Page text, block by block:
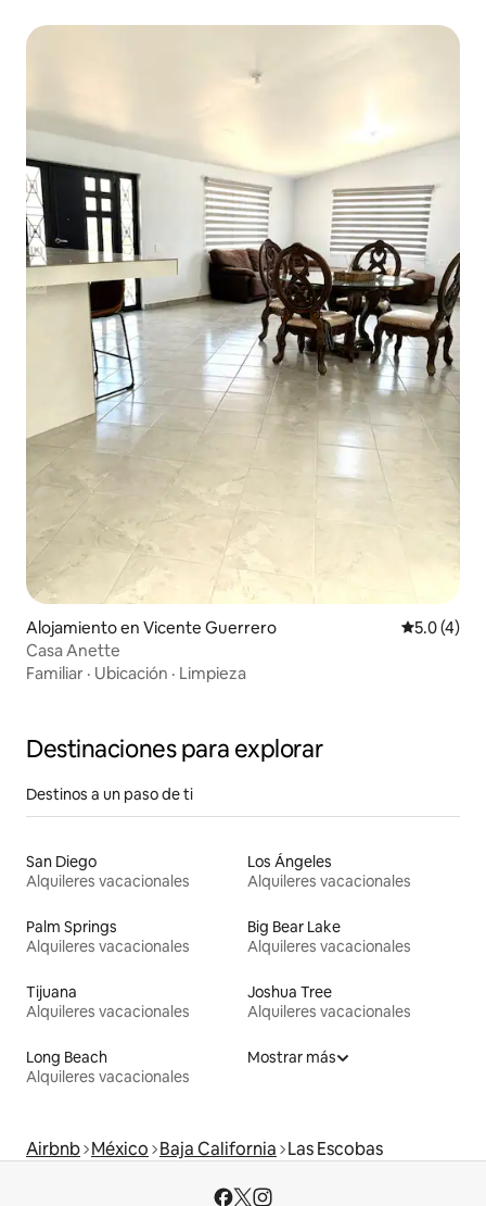
Alojamiento en Vicente Guerrero
5.0 (4)
Casa Anette
Familiar · Ubicación · Limpieza
Destinaciones para explorar
Destinos a un paso de ti
San Diego
Alquileres vacacionales
Los Ángeles
Alquileres vacacionales
Palm Springs
Alquileres vacacionales
Big Bear Lake
Alquileres vacacionales
Tijuana
Alquileres vacacionales
Joshua Tree
Alquileres vacacionales
Long Beach
Alquileres vacacionales
Mostrar más
Airbnb México Baja California Las Escobas